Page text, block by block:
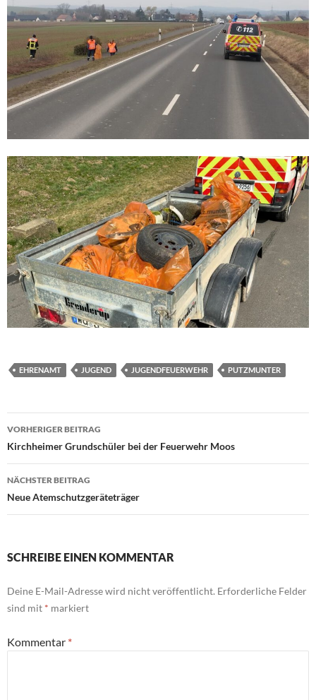
EHRENAMT JUGEND JUGENDFEUERWEHR PUTZMUNTER
Beitragsnavigation
VORHERIGER BEITRAG
Kirchheimer Grundschüler bei der Feuerwehr Moos
NÄCHSTER BEITRAG
Neue Atemschutzgeräteträger
SCHREIBE EINEN KOMMENTAR
Deine E-Mail-Adresse wird nicht veröffentlicht. Erforderliche Felder
sind mit * markiert
Kommentar *